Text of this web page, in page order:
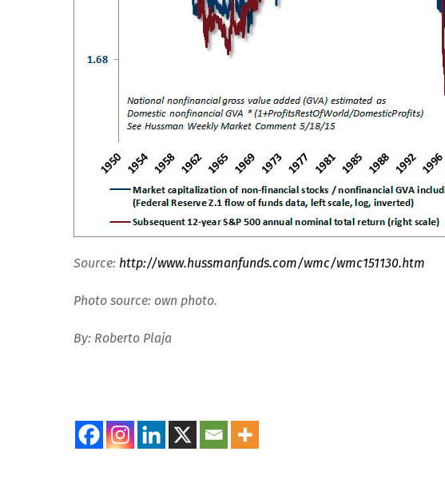
Source: http://www.hussmanfunds.com/wmc/wmc151130.htm
Photo source: own photo.
By: Roberto Plaja